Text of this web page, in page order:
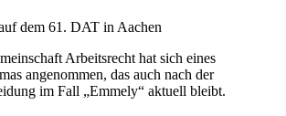
dem 61. DAT in Aachen
Arbeitsrecht hat sich eines
angenommen, das auch nach der
im Fall „Emmely“ aktuell bleibt.